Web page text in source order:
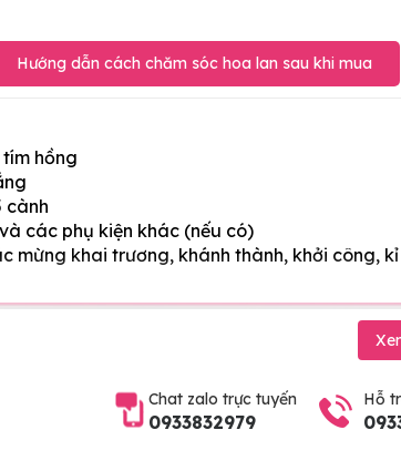
Hướng dẫn cách chăm sóc hoa lan sau khi mua
tím hồng
cành
các phụ kiện khác (nếu có)
mừng khai trương, khánh thành, khởi
Chat zalo trực tuyến
0933832979
Hỗ